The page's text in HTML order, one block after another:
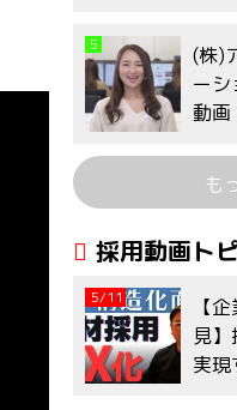
5
(株)
ー
動画
も
採用動画ト
5/11
【
見
実現